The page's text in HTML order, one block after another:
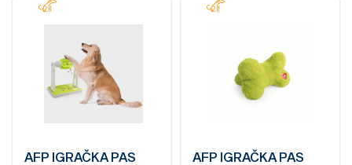
AFP IGRAČKA PAS
AFP IGRAČKA PAS